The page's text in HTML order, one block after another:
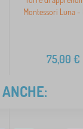
Montessori Luna -
75,00 €